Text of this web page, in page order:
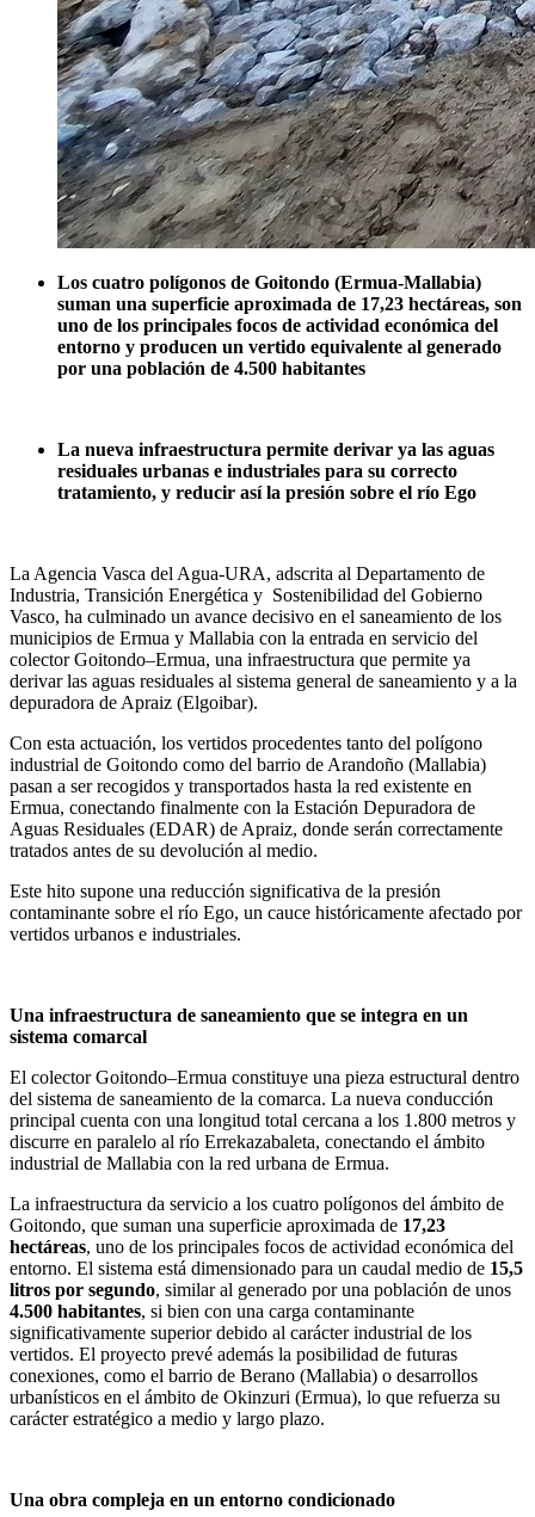
Los cuatro polígonos de Goitondo (Ermua-Mallabia)
suman una superficie aproximada de 17,23 hectáreas, son
uno de los principales focos de actividad económica del
entorno y producen un vertido equivalente al generado
por una población de 4.500 habitantes
La nueva infraestructura permite derivar ya las aguas
residuales urbanas e industriales para su correcto
tratamiento, y reducir así la presión sobre el río Ego
La Agencia Vasca del Agua-URA, adscrita al Departamento de
Industria, Transición Energética y Sostenibilidad del Gobierno
Vasco, ha culminado un avance decisivo en el saneamiento de los
municipios de Ermua y Mallabia con la entrada en servicio del
colector Goitondo–Ermua, una infraestructura que permite ya
derivar las aguas residuales al sistema general de saneamiento y a la
depuradora de Apraiz (Elgoibar).
Con esta actuación, los vertidos procedentes tanto del polígono
industrial de Goitondo como del barrio de Arandoño (Mallabia)
pasan a ser recogidos y transportados hasta la red existente en
Ermua, conectando finalmente con la Estación Depuradora de
Aguas Residuales (EDAR) de Apraiz, donde serán correctamente
tratados antes de su devolución al medio.
Este hito supone una reducción significativa de la presión
contaminante sobre el río Ego, un cauce históricamente afectado por
vertidos urbanos e industriales.
Una infraestructura de saneamiento que se integra en un
sistema comarcal
El colector Goitondo–Ermua constituye una pieza estructural dentro
del sistema de saneamiento de la comarca. La nueva conducción
principal cuenta con una longitud total cercana a los 1.800 metros y
discurre en paralelo al río Errekazabaleta, conectando el ámbito
industrial de Mallabia con la red urbana de Ermua.
La infraestructura da servicio a los cuatro polígonos del ámbito de
Goitondo, que suman una superficie aproximada de 17,23
hectáreas, uno de los principales focos de actividad económica del
entorno. El sistema está dimensionado para un caudal medio de 15,5
litros por segundo, similar al generado por una población de unos
4.500 habitantes, si bien con una carga contaminante
significativamente superior debido al carácter industrial de los
vertidos. El proyecto prevé además la posibilidad de futuras
conexiones, como el barrio de Berano (Mallabia) o desarrollos
urbanísticos en el ámbito de Okinzuri (Ermua), lo que refuerza su
carácter estratégico a medio y largo plazo.
Una obra compleja en un entorno condicionado